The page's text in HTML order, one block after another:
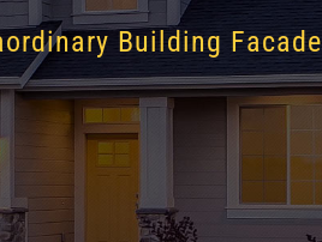
Building Facade